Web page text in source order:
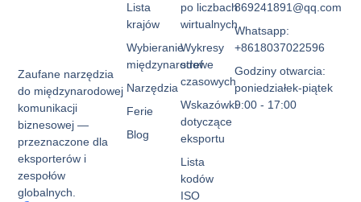
Zaufane narzędzia
do międzynarodowej
komunikacji
biznesowej —
przeznaczone dla
eksporterów i
zespołów
globalnych.
po liczbach
wirtualnych
Wykresy
stref
czasowych
Wskazówki
dotyczące
eksportu
Lista
kodów
ISO
Lista
krajów
Wybieranie
międzynarodowe
Narzędzia
Ferie
Blog
869241891@qq.com
Whatsapp:
+8618037022596
Godziny otwarcia:
poniedziałek-piątek
9:00 - 17:00